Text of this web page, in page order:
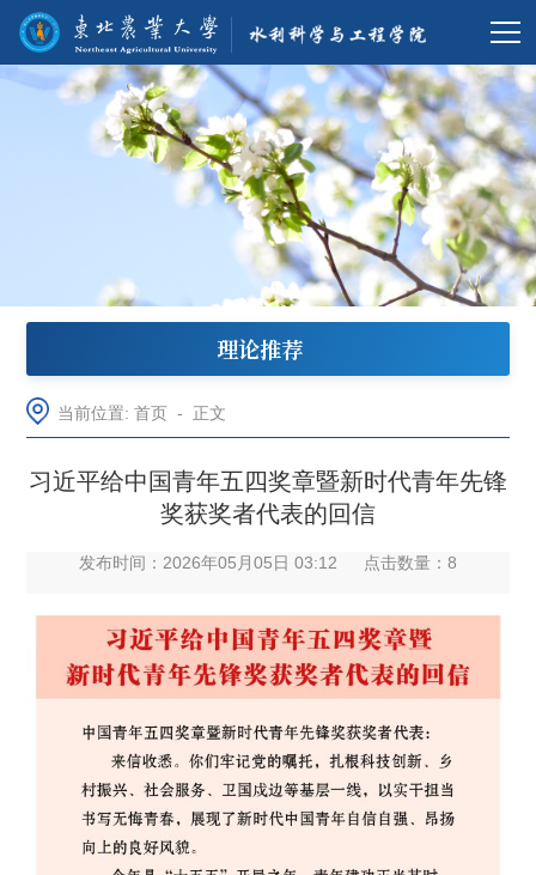
理论推荐
当前位置:首页 - 正文
习近平给中国青年五四奖章暨新时代青年先锋
奖获奖者代表的回信
发布时间：2026年05月05日 03:12 点击数量： 8